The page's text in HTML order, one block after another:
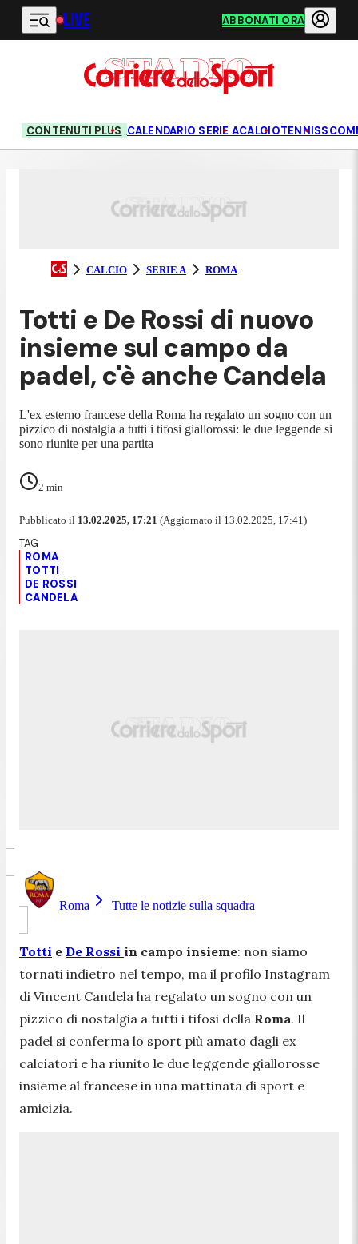
Vai al contenuto principale
LIVE ABBONATI ORA
CONTENUTI PLUS CALENDARIO SERIE ACALCIOTENNIS
CALCIO SERIE A ROMA
Totti e De Rossi di nuovo
insieme sul campo da
padel, c'è anche Candela
L'ex esterno francese della Roma ha regalato un sogno con un
pizzico di nostalgia a tutti i tifosi giallorossi: le due leggende si
sono riunite per una partita
2 min
Pubblicato il 13.02.2025, 17:21 (Aggiornato il 13.02.2025, 17:41)
ROMA
TOTTI
DE ROSSI
CANDELA
Roma Tutte le notizie sulla squadra
Totti e De Rossi in campo insieme: non siamo
tornati indietro nel tempo, ma il profilo Instagram
di Vincent Candela ha regalato un sogno con un
pizzico di nostalgia a tutti i tifosi della Roma. Il
padel si conferma lo sport più amato dagli ex
calciatori e ha riunito le due leggende giallorosse
insieme al francese in una mattinata di sport e
amicizia.